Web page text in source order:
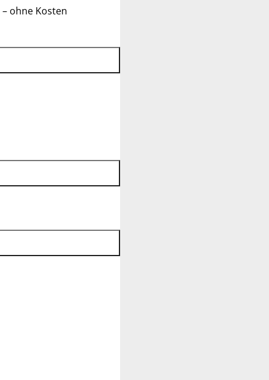
ohne Kosten